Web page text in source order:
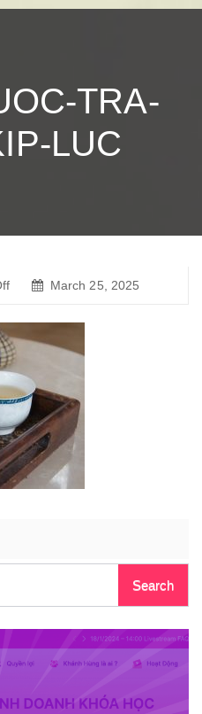
TRA-
LUC
nuoc-
tra-
phai-
kip-
luc
March 25, 2025